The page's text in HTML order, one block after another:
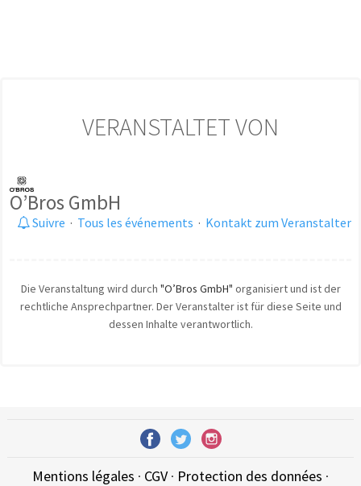
VERANSTALTET VON
O’Bros GmbH
Suivre · Tous les événements · Kontakt zum Veranstalter
Die Veranstaltung wird durch "O’Bros GmbH" organisiert und ist der
rechtliche Ansprechpartner. Der Veranstalter ist für diese Seite und
dessen Inhalte verantwortlich.
Mentions légales · CGV· Protection des données ·